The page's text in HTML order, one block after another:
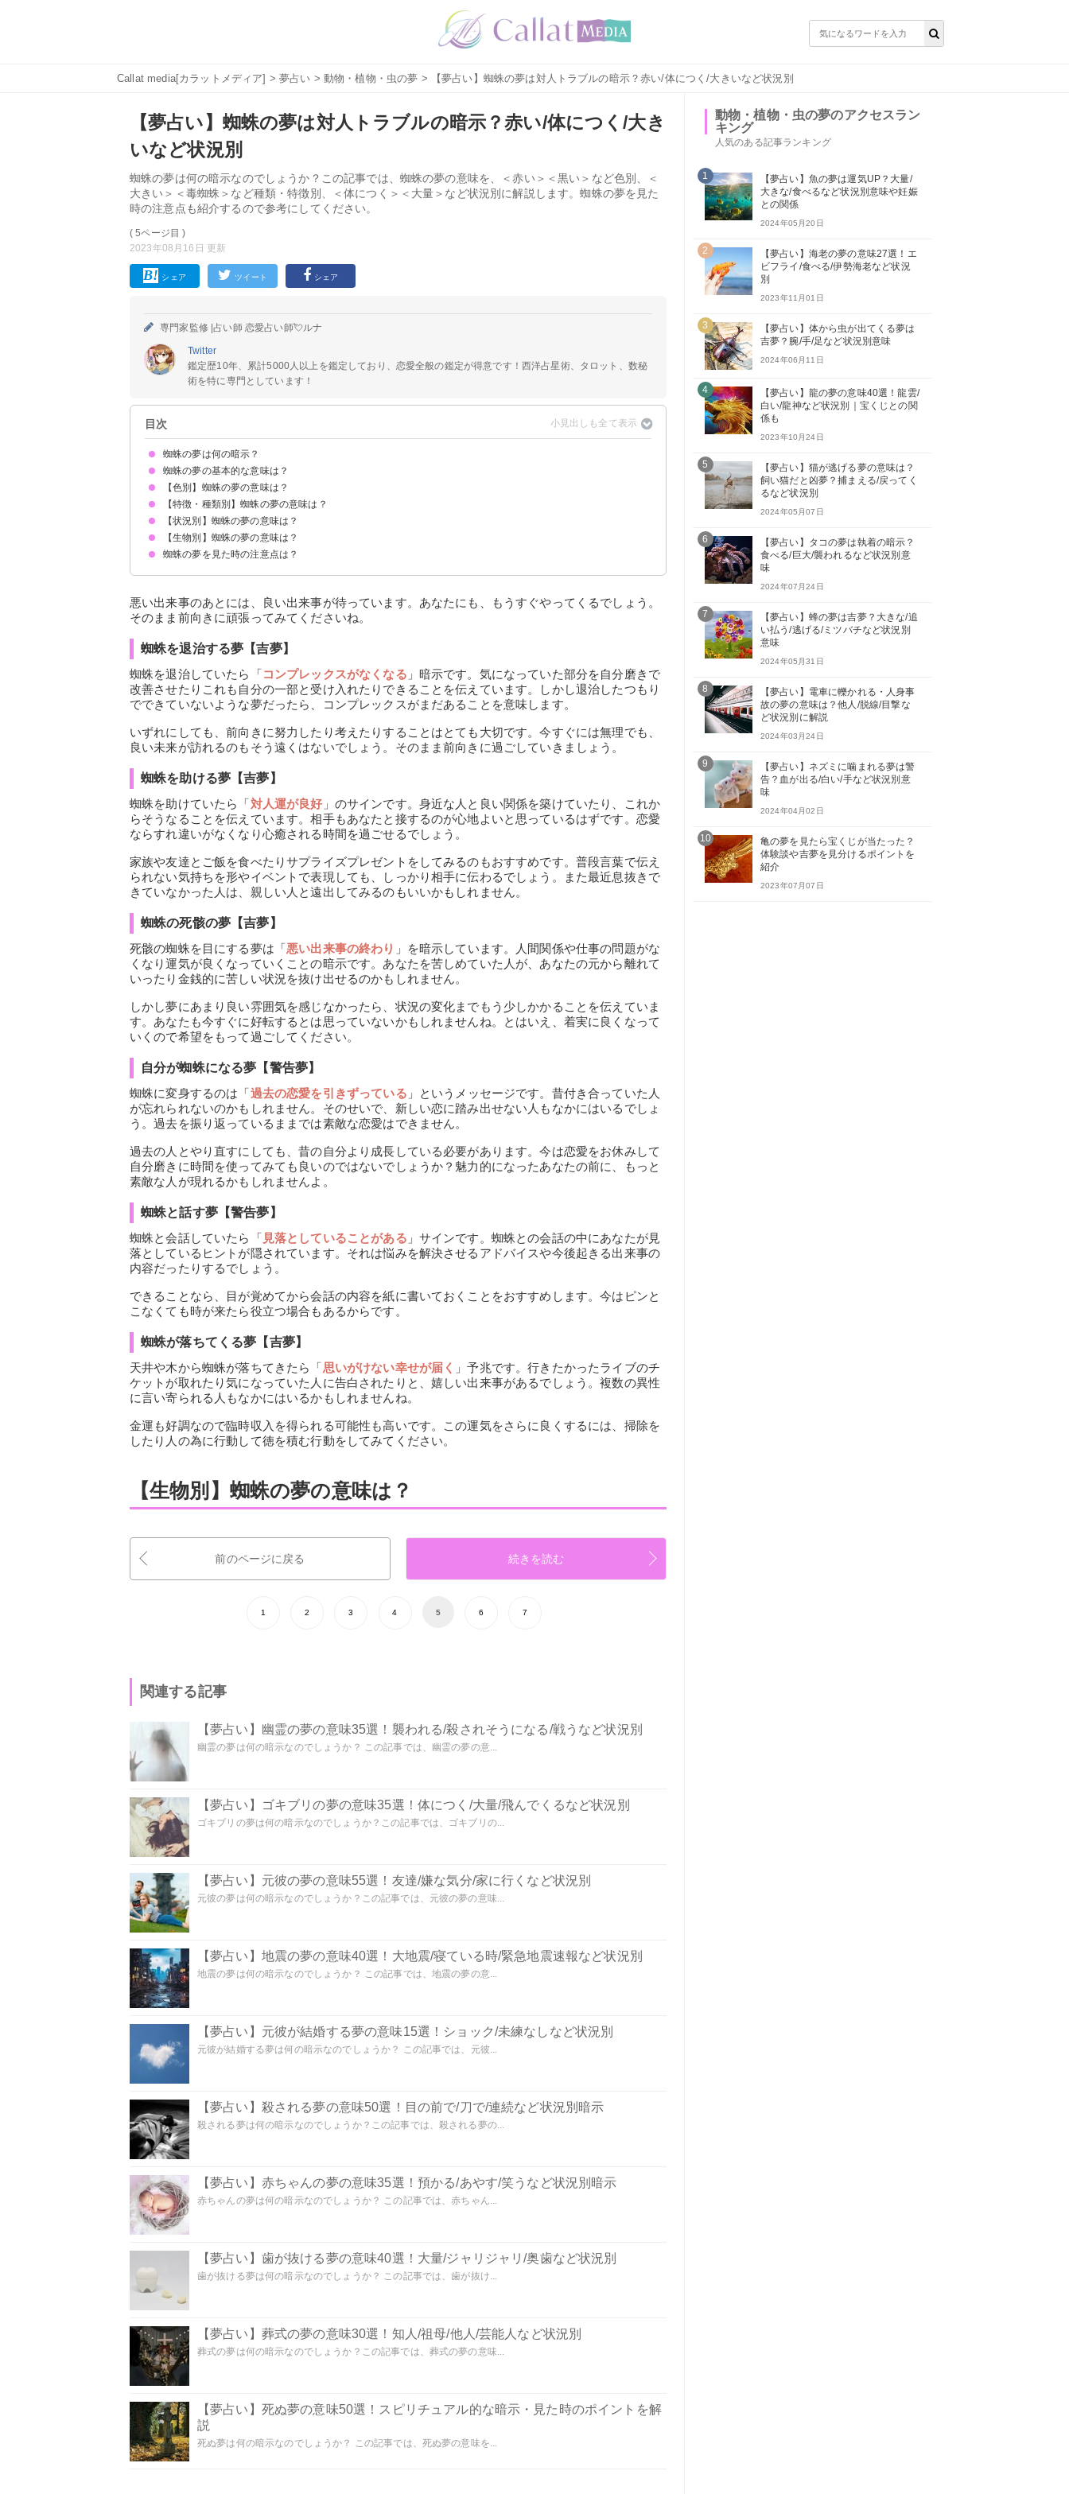
Callat media[カラットメディア] >夢占い > 動物・植物・虫の夢 > 【夢占い】蜘蛛の夢は対人トラブルの暗示？赤い/体につく/大きいなど状況別
【夢占い】蜘蛛の夢は対人トラブルの暗示？赤い/体につく/大き
いなど状況別
蜘蛛の夢は何の暗示なのでしょうか？この記事では、蜘蛛の夢の意味を、＜赤い＞＜黒い＞など色別、＜
大きい＞＜毒蜘蛛＞など種類・特徴別、＜体につく＞＜大量＞など状況別に解説します。蜘蛛の夢を見た
時の注意点も紹介するので参考にしてください。
( 5ページ目 )
2023年08月16日 更新
シェア ツイート シェア
専門家監修 |占い師 恋愛占い師💘ルナ
Twitter
鑑定歴10年、累計5000人以上を鑑定しており、恋愛全般の鑑定が得意です！西洋占星術、タロット、数秘
術を特に専門としています！
目次
蜘蛛の夢は何の暗示？
蜘蛛の夢の基本的な意味は？
人間関係のトラブルを暗示
状況によって意味が決まる
【色別】蜘蛛の夢の意味は？
赤い蜘蛛の夢【吉夢】
黒い蜘蛛の夢【警告夢】
白い蜘蛛の夢【吉夢】
茶色の蜘蛛の夢【吉夢】
カラフルな蜘蛛の夢【警告夢】
金色の蜘蛛の夢【吉夢】
緑の蜘蛛の夢【吉夢】
【特徴・種類別】蜘蛛の夢の意味は？
大きい蜘蛛の夢【吉夢】
小さい蜘蛛の夢【吉夢】
毒蜘蛛の夢【警告夢】
【状況別】蜘蛛の夢の意味は？
蜘蛛が体につく夢【吉夢】
蜘蛛が大量に出てくる夢【凶夢】
蜘蛛を追い払う夢【吉夢】
蜘蛛の糸の夢【吉夢】
蜘蛛の巣の夢【警告夢】
蜘蛛の卵の夢【吉夢】
蜘蛛に噛まれる夢【警告夢】
蜘蛛を食べる夢【吉夢】
蜘蛛を退治する夢【吉夢】
蜘蛛を助ける夢【吉夢】
蜘蛛の死骸の夢【吉夢】
自分が蜘蛛になる夢【警告夢】
蜘蛛と話す夢【警告夢】
蜘蛛が落ちてくる夢【吉夢】
【生物別】蜘蛛の夢の意味は？
蜘蛛とゴキブリの夢【警告夢】
蜘蛛と蛇の夢【吉夢】
蜘蛛の夢を見た時の注意点は？
悪い出来事のあとには、良い出来事が待っています。あなたにも、もうすぐやってくるでしょう。
そのまま前向きに頑張ってみてくださいね。
蜘蛛を退治する夢【吉夢】
蜘蛛を退治していたら「コンプレックスがなくなる 」暗示です。気になっていた部分を自分磨きで
改善させたりこれも自分の一部と受け入れたりできることを伝えています。しかし退治したつもり
でできていないような夢だったら、コンプレックスがまだあることを意味します。
いずれにしても、前向きに努力したり考えたりすることはとても大切です。今すぐには無理でも、
良い未来が訪れるのもそう遠くはないでしょう。そのまま前向きに過ごしていきましょう。
蜘蛛を助ける夢【吉夢】
蜘蛛を助けていたら「対人運が良好 」のサインです。身近な人と良い関係を築けていたり、これか
らそうなることを伝えています。相手もあなたと接するのが心地よいと思っているはずです。恋愛
ならすれ違いがなくなり心癒される時間を過ごせるでしょう。
家族や友達とご飯を食べたりサプライズプレゼントをしてみるのもおすすめです。普段言葉で伝え
られない気持ちを形やイベントで表現しても、しっかり相手に伝わるでしょう。また最近息抜きで
きていなかった人は、親しい人と遠出してみるのもいいかもしれません。
蜘蛛の死骸の夢【吉夢】
死骸の蜘蛛を目にする夢は「悪い出来事の終わり 」を暗示しています。人間関係や仕事の問題がな
くなり運気が良くなっていくことの暗示です。あなたを苦しめていた人が、あなたの元から離れて
いったり金銭的に苦しい状況を抜け出せるのかもしれません。
しかし夢にあまり良い雰囲気を感じなかったら、状況の変化までもう少しかかることを伝えていま
す。あなたも今すぐに好転するとは思っていないかもしれませんね。とはいえ、着実に良くなって
いくので希望をもって過ごしてください。
自分が蜘蛛になる夢【警告夢】
蜘蛛に変身するのは「過去の恋愛を引きずっている 」というメッセージです。昔付き合っていた人
が忘れられないのかもしれません。そのせいで、新しい恋に踏み出せない人もなかにはいるでしょ
う。過去を振り返っているままでは素敵な恋愛はできません。
過去の人とやり直すにしても、昔の自分より成長している必要があります。今は恋愛をお休みして
自分磨きに時間を使ってみても良いのではないでしょうか？魅力的になったあなたの前に、もっと
素敵な人が現れるかもしれませんよ。
蜘蛛と話す夢【警告夢】
蜘蛛と会話していたら「 見落としていることがある 」サインです。蜘蛛との会話の中にあなたが見
落としているヒントが隠されています。それは悩みを解決させるアドバイスや今後起きる出来事の
内容だったりするでしょう。
できることなら、目が覚めてから会話の内容を紙に書いておくことをおすすめします。今はピンと
こなくても時が来たら役立つ場合もあるからです。
蜘蛛が落ちてくる夢【吉夢】
天井や木から蜘蛛が落ちてきたら「思いがけない幸せが届く 」予兆です。行きたかったライブのチ
ケットが取れたり気になっていた人に告白されたりと、嬉しい出来事があるでしょう。複数の異性
に言い寄られる人もなかにはいるかもしれませんね。
金運も好調なので臨時収入を得られる可能性も高いです。この運気をさらに良くするには、掃除を
したり人の為に行動して徳を積む行動をしてみてください。
【生物別】蜘蛛の夢の意味は？
前のページに戻る 続きを読む
1 2 3 4 5 6 7
関連する記事
【夢占い】幽霊の夢の意味35選！襲われる/殺されそうになる/戦うなど状況別
幽霊の夢は何の暗示なのでしょうか？ この記事では、幽霊の夢の意...
【夢占い】ゴキブリの夢の意味35選！体につく/大量/飛んでくるなど状況別
ゴキブリの夢は何の暗示なのでしょうか？この記事では、ゴキブリの...
【夢占い】元彼の夢の意味55選！友達/嫌な気分/家に行くなど状況別
元彼の夢は何の暗示なのでしょうか？この記事では、元彼の夢の意味...
【夢占い】地震の夢の意味40選！大地震/寝ている時/緊急地震速報など状況別
地震の夢は何の暗示なのでしょうか？ この記事では、地震の夢の意...
【夢占い】元彼が結婚する夢の意味15選！ショック/未練なしなど状況別
元彼が結婚する夢は何の暗示なのでしょうか？ この記事では、元彼...
【夢占い】殺される夢の意味50選！目の前で/刀で/連続など状況別暗示
殺される夢は何の暗示なのでしょうか？この記事では、殺される夢の...
【夢占い】赤ちゃんの夢の意味35選！預かる/あやす/笑うなど状況別暗示
赤ちゃんの夢は何の暗示なのでしょうか？ この記事では、赤ちゃん...
【夢占い】歯が抜ける夢の意味40選！大量/ジャリジャリ/奥歯など状況別
歯が抜ける夢は何の暗示なのでしょうか？ この記事では、歯が抜け...
【夢占い】葬式の夢の意味30選！知人/祖母/他人/芸能人など状況別
葬式の夢は何の暗示なのでしょうか？この記事では、葬式の夢の意味...
【夢占い】死ぬ夢の意味50選！スピリチュアル的な暗示・見た時のポイントを解
説
死ぬ夢は何の暗示なのでしょうか？ この記事では、死ぬ夢の意味を...
動物・植物・虫の夢のアクセスラン
キング
人気のある記事ランキング
1
【夢占い】魚の夢は運気UP？大量/
大きな/食べるなど状況別意味や妊娠
との関係
2024年05月20日
2
【夢占い】海老の夢の意味27選！エ
ビフライ/食べる/伊勢海老など状況
別
2023年11月01日
3
【夢占い】体から虫が出てくる夢は
吉夢？腕/手/足など状況別意味
2024年06月11日
4
【夢占い】龍の夢の意味40選！龍雲/
白い/龍神など状況別｜宝くじとの関
係も
2023年10月24日
5
【夢占い】猫が逃げる夢の意味は？
飼い猫だと凶夢？捕まえる/戻ってく
るなど状況別
2024年05月07日
6
【夢占い】タコの夢は執着の暗示？
食べる/巨大/襲われるなど状況別意
味
2024年07月24日
7
【夢占い】蜂の夢は吉夢？大きな/追
い払う/逃げる/ミツバチなど状況別
意味
2024年05月31日
8
【夢占い】電車に轢かれる・人身事
故の夢の意味は？他人/脱線/目撃な
ど状況別に解説
2024年03月24日
9
【夢占い】ネズミに噛まれる夢は警
告？血が出る/白い/手など状況別意
味
2024年04月02日
10
亀の夢を見たら宝くじが当たった？
体験談や吉夢を見分けるポイントを
紹介
2023年07月07日